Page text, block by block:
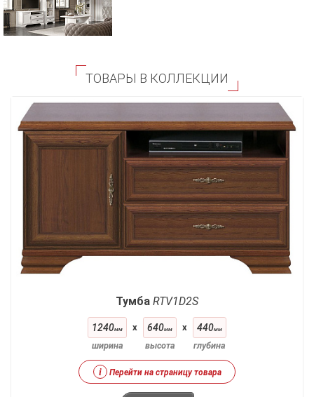
ТОВАРЫ В КОЛЛЕКЦИИ
Тумба RTV1D2S
1240мм
ширина
x 640мм
высота
x 440мм
глубина
i Перейти на страницу товара